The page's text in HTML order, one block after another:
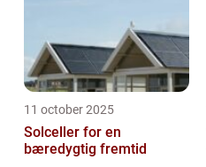
11 october 2025
Solceller for en
bæredygtig fremtid